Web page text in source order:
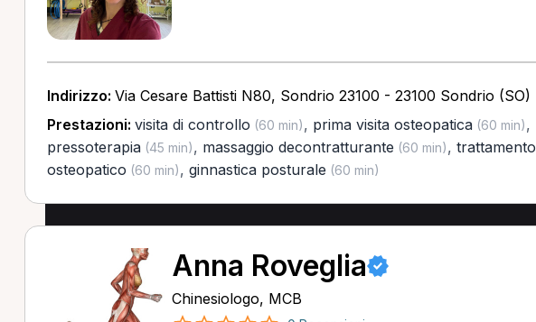
Indirizzo: Via Cesare Battisti N80, Sondrio 23100 - 23100 Sondrio (SO)
Prestazioni: visita di controllo (60 min), prima visita osteopatica(60 min),
pressoterapia(45 min), massaggio decontratturante (60 min), trattamento
osteopatico (60 min), ginnastica posturale (60 min)
Anna Roveglia
Chinesiologo, MCB